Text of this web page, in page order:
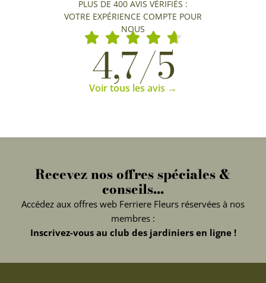
PLUS DE 400 AVIS VÉRIFIÉS :
VOTRE EXPÉRIENCE COMPTE POUR
NOUS
4,7/5
Voir tous les avis →
Recevez nos offres spéciales &
conseils...
Accédez aux offres web Ferriere Fleurs réservées à nos
membres :
Inscrivez-vous au club des jardiniers en ligne !